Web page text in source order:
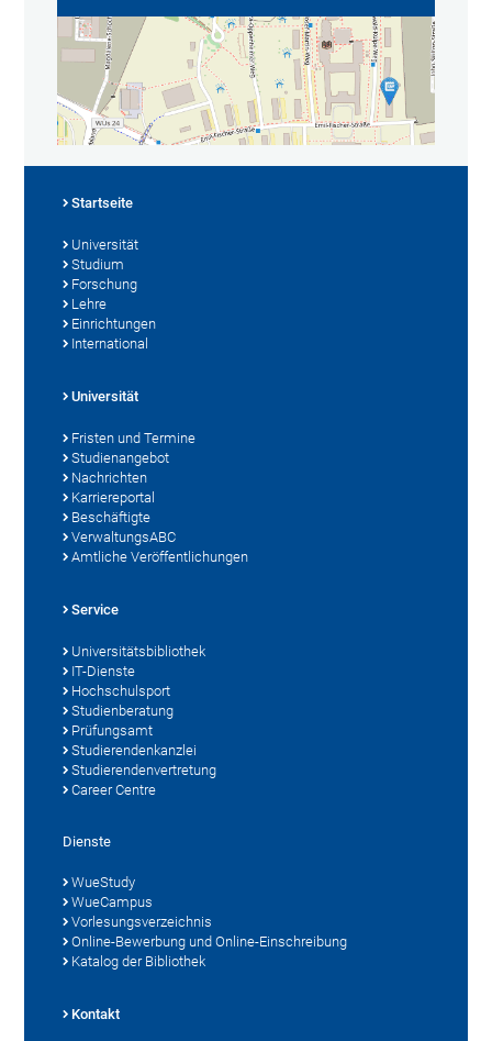
Startseite
Universität
Studium
Forschung
Lehre
Einrichtungen
International
Universität
Fristen und Termine
Studienangebot
Nachrichten
Karriereportal
Beschäftigte
VerwaltungsABC
Amtliche Veröffentlichungen
Service
Universitätsbibliothek
IT-Dienste
Hochschulsport
Studienberatung
Prüfungsamt
Studierendenkanzlei
Studierendenvertretung
Career Centre
Dienste
WueStudy
WueCampus
Vorlesungsverzeichnis
Online-Bewerbung und Online-Einschreibung
Katalog der Bibliothek
Kontakt